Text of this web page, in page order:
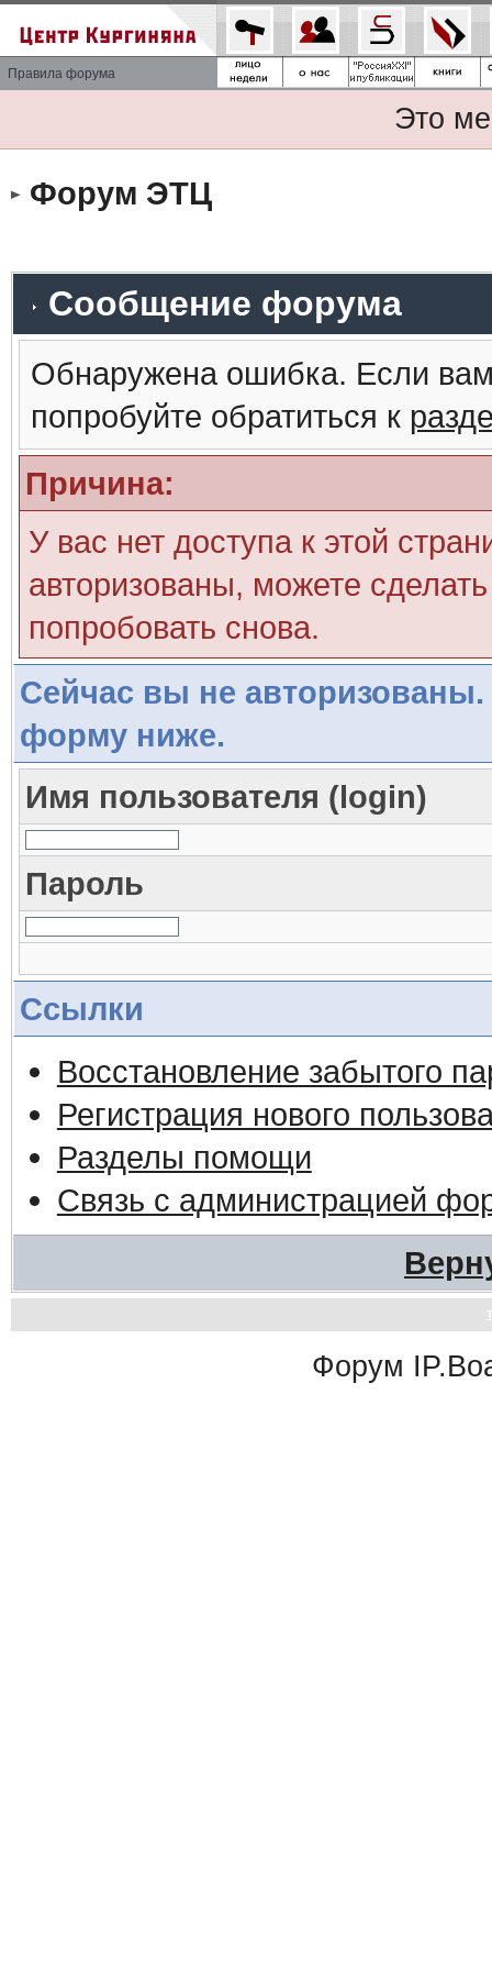
Правила форума
Это
Форум ЭТЦ
Сообщение форума
Обнаружена ошибка. Если
попробуйте обратиться к
Причина:
У вас нет доступа к этой
авторизованы, можете
попробовать снова.
Сейчас вы не авторизованы.
форму ниже.
Имя пользователя (login)
Пароль
Ссылки
Восстановление забытого
Регистрация нового
Разделы помощи
Связь с администрацией
Форум